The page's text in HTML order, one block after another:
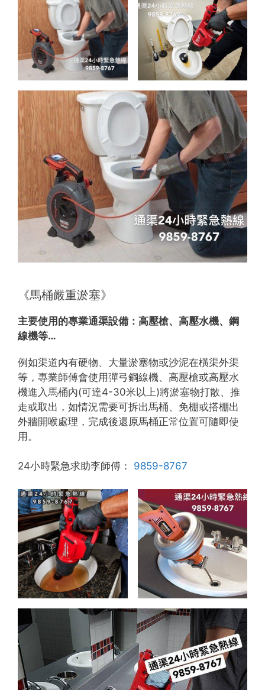
《馬桶嚴重淤塞》
主要使用的專業通渠設備： 高壓槍、高壓水機、鋼
線機等…
例如渠道內有硬物、大量淤塞物或沙泥在橫渠外渠
等，專業師傅會使用彈弓鋼線機、高壓槍或高壓水
機進入馬桶內(可達4-30米以上)將淤塞物打散、推
走或取出，如情況需要可拆出馬桶、免棚或搭棚出
外牆開喉處理，完成後還原馬桶正常位置可隨即使
用。
24小時緊急求助李師傅： 9859-8767